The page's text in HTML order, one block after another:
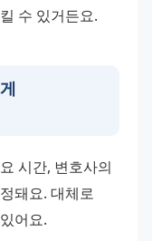
수 있거든요.
시간, 변호사의
돼요. 대체로
어요.